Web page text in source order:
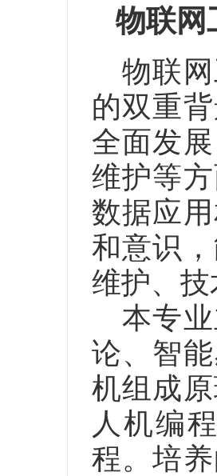
物联网
物联
的双重
全面发
维护等
数据应
和意识
维护、
本专
论、智
机组成
人机编
程。培